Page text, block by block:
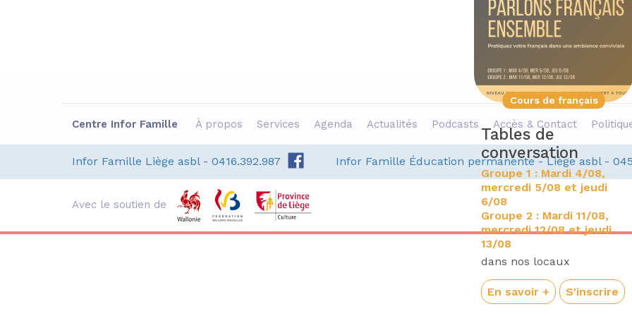
Ateliers Théâtre-
Alpha
décembre, les mercredis
matin de 9h à 12h30
L'An Vert : Rue Mathieu
Polain 4 - 4020 Liège
Ecoute collective
Créations croisées
vécues, solidarités
Cours de français
Tables de
conversation
Groupe 1 : Mardi 4/08,
mercredi 5/08 et jeudi
6/08
Groupe 2 : Mardi 11/08,
mercredi 12/08 et jeudi
13/08
dans nos locaux
En savoir + S'inscrire
Centre Infor Famille À propos Services Agenda Actualités Podcasts Accès & Contact
Infor Famille Liège asbl - 0416.392.987 Infor Famille Éducation permanente - Liège asbl -
Avec le soutien de